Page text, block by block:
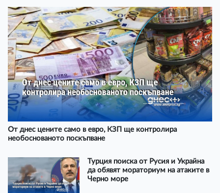
От днес цените само в евро, КЗП ще контролира
необоснованото поскъпване
Турция поиска от Русия и Украйна
да обявят мораториум на атаките в
Черно море